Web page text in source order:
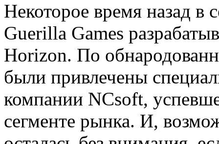
Некоторое время назад в
Guerilla Games
Horizon. По
были привлечены
компании NCsoft,
сегменте рынка. И,